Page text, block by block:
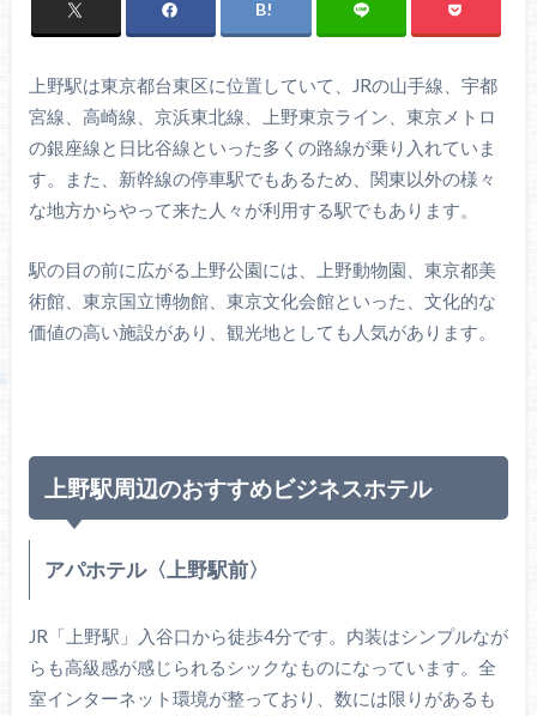
上野駅は東京都台東区に位置していて、JRの山手線、宇都
宮線、高崎線、京浜東北線、上野東京ライン、東京メトロ
の銀座線と日比谷線といった多くの路線が乗り入れていま
す。また、新幹線の停車駅でもあるため、関東以外の様々
な地方からやって来た人々が利用する駅でもあります。
駅の目の前に広がる上野公園には、上野動物園、東京都美
術館、東京国立博物館、東京文化会館といった、文化的な
価値の高い施設があり、観光地としても人気があります。
上野駅周辺のおすすめビジネスホテル
アパホテル〈上野駅前〉
JR「上野駅」入谷口から徒歩4分です。内装はシンプルなが
らも高級感が感じられるシックなものになっています。全
室インターネット環境が整っており、数には限りがあるも